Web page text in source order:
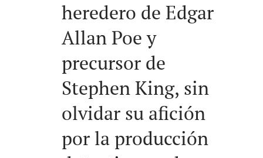
heredero de Edgar
Allan Poe y
precursor de
Stephen King, sin
olvidar su afición
por la producción